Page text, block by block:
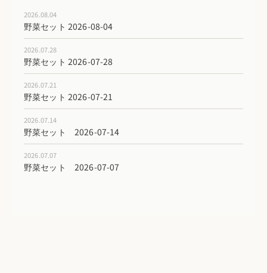
2026.08.04
野菜セット 2026-08-04
2026.07.28
野菜セット 2026-07-28
2026.07.21
野菜セット 2026-07-21
2026.07.14
野菜セット 2026-07-14
2026.07.07
野菜セット 2026-07-07